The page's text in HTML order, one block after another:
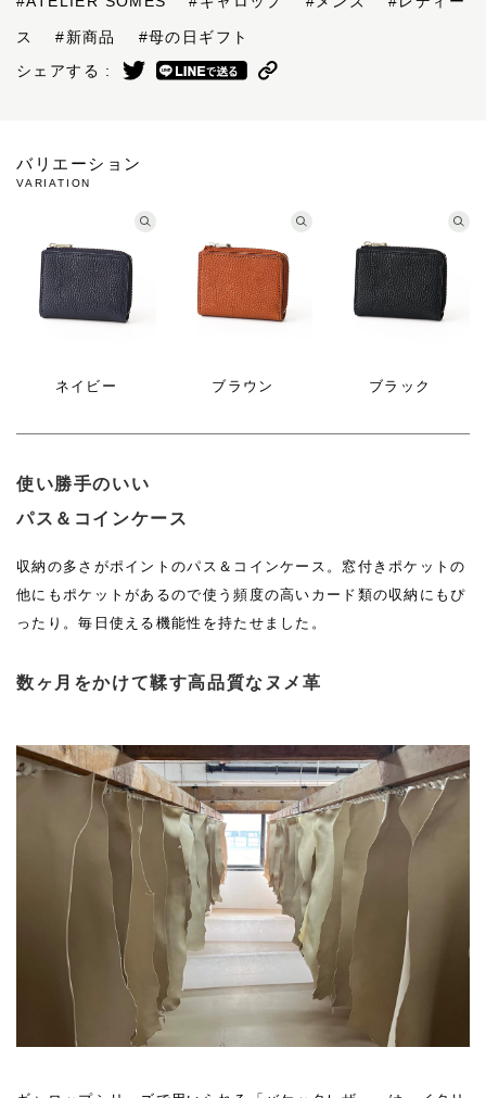
ス #新商品
#母の日ギフト
シェアする :
バリエーション
VARIATION
ネイビー ブラウン ブラック
使い勝手のいい
パス＆コインケース
収納の多さがポイントのパス＆コインケース。窓付きポケットの
他にもポケットがあるので使う頻度の高いカード類の収納にもぴ
ったり。毎日使える機能性を持たせました。
数ヶ月をかけて鞣す高品質なヌメ革